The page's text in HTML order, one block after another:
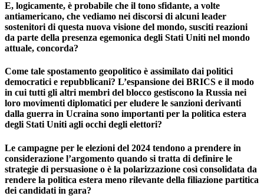
E, logicamente, è probabile che il tono sfidante, a volte
antiamericano, che vediamo nei discorsi di alcuni leader
sostenitori di questa nuova visione del mondo, susciti reazioni
da parte della presenza egemonica degli Stati Uniti nel mondo
attuale, concorda?
Come tale spostamento geopolitico è assimilato dai politici
democratici e repubblicani? L’espansione dei BRICS e il modo
in cui tutti gli altri membri del blocco gestiscono la Russia nei
loro movimenti diplomatici per eludere le sanzioni derivanti
dalla guerra in Ucraina sono importanti per la politica estera
degli Stati Uniti agli occhi degli elettori?
Le campagne per le elezioni del 2024 tendono a prendere in
considerazione l’argomento quando si tratta di definire le
strategie di persuasione o è la polarizzazione così consolidata da
rendere la politica estera meno rilevante della filiazione partitica
dei candidati in gara?